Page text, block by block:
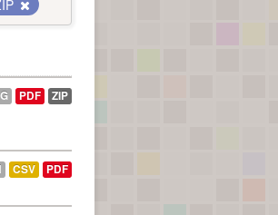
PDF ZIP
CSV PDF